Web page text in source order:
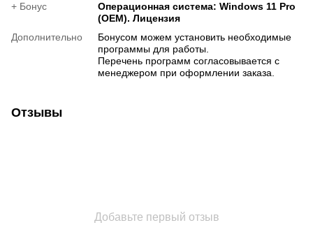
+ Бонус
Операционная система: Windows 11 Pro
(OEM). Лицензия
Дополнительно
Бонусом можем установить необходимые
программы для работы.
Перечень программ согласовывается с
менеджером при оформлении заказа.
Отзывы
Добавьте первый отзыв